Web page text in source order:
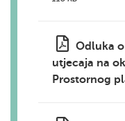
Odluka
utjecaja na
Prostornog